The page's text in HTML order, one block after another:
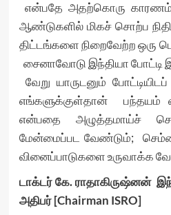
என்பதே அதற்கொரு
ஆண்டுகளில் மிகச் சொற்ப
திட்டங்களை நிறைவேற்ற ஒரு
சைனாவோடு இந்தியா போட்டி
வேறு யாருடனும்
எங்களுக்குள்தான் பந்தயம்
என்பதை அழுத்தமாய்ச்
மேன்மைப்பட வேண்டும்;
வினைப்பாடுகளை உருவாக்க
டாக்டர் கே. ராதாகிருஷ்னன்
அதிபர் [Chairman ISRO]